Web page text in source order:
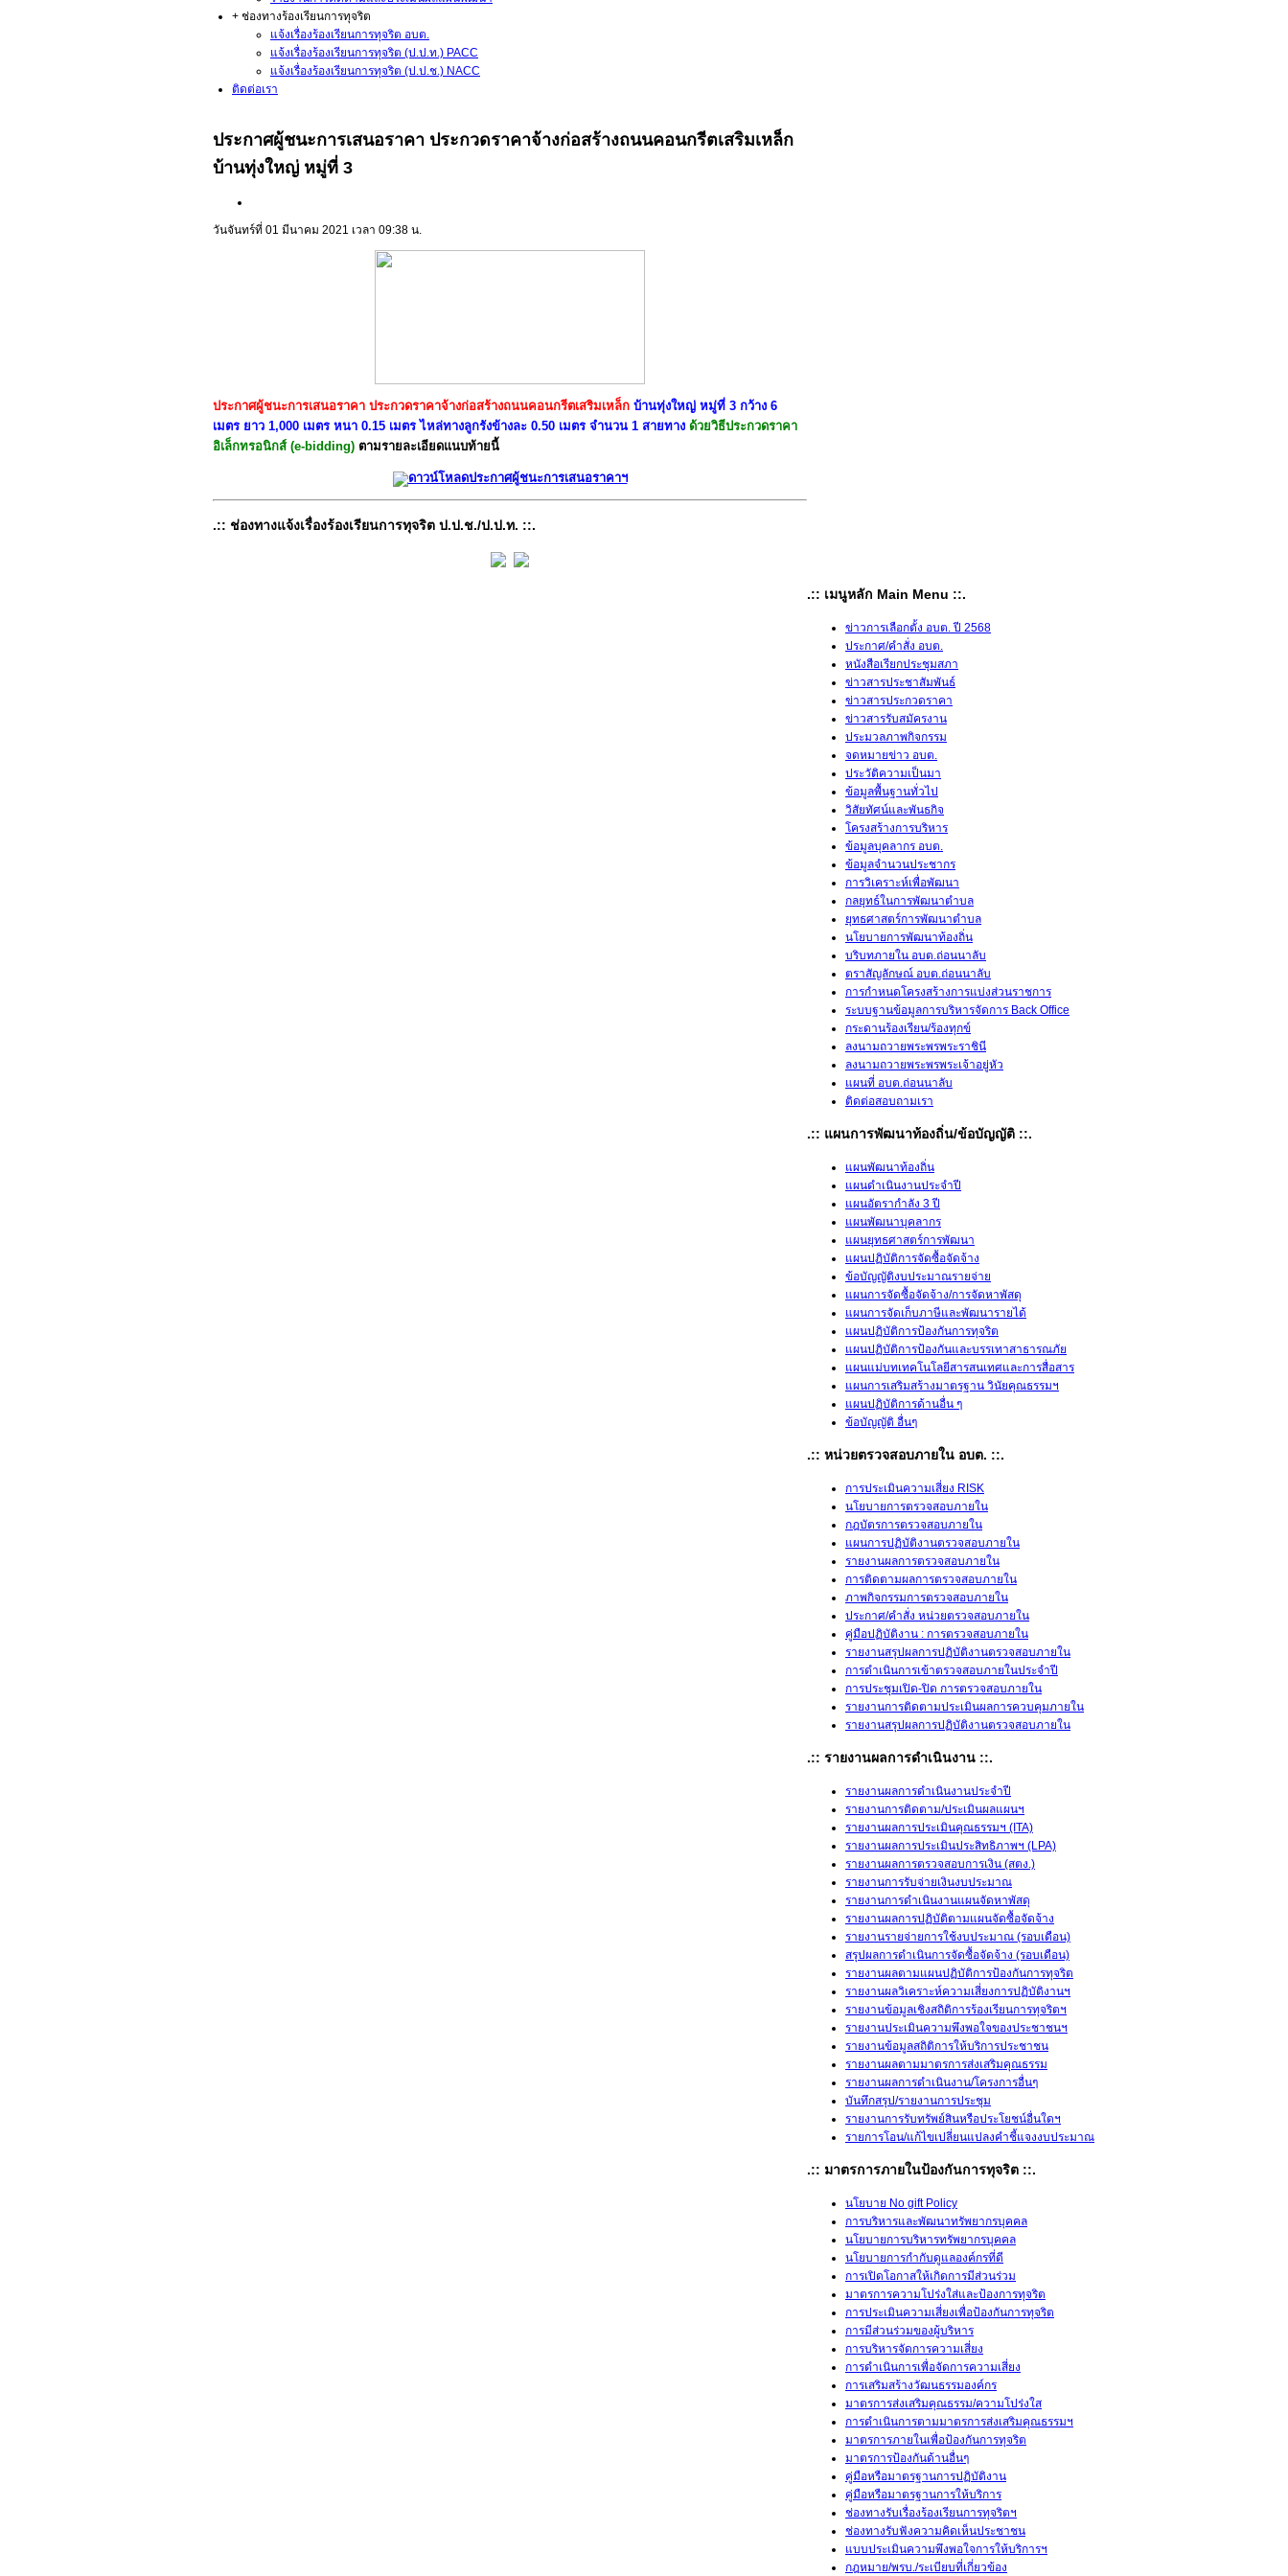
+ ช่องทางร้องเรียนการทุจริต
แจ้งเรื่องร้องเรียนการทุจริต อบต.
แจ้งเรื่องร้องเรียนการทุจริต (ป.ป.ท.) PACC
แจ้งเรื่องร้องเรียนการทุจริต (ป.ป.ช.) NACC
ติดต่อเรา
ประกาศผู้ชนะการเสนอราคา ประกวดราคาจ้างก่อสร้างถนนคอนกรีตเสริมเหล็ก
บ้านทุ่งใหญ่ หมู่ที่ 3
วันจันทร์ที่ 01 มีนาคม 2021 เวลา 09:38 น.
ประกาศผู้ชนะการเสนอราคา ประกวดราคาจ้างก่อสร้างถนนคอนกรีตเสริมเหล็ก บ้านทุ่งใหญ่ หมู่ที่ 3 กว้าง 6
เมตร ยาว 1,000 เมตร หนา 0.15 เมตร ไหล่ทางลูกรังข้างละ 0.50 เมตร จำนวน 1 สายทาง ด้วยวิธีประกวดราคา
อิเล็กทรอนิกส์ (e-bidding) ตามรายละเอียดแนบท้ายนี้
ดาวน์โหลดประกาศผู้ชนะการเสนอราคาฯ
.:: ช่องทางแจ้งเรื่องร้องเรียนการทุจริต ป.ป.ช./ป.ป.ท. ::.
.:: เมนูหลัก Main Menu ::.
ข่าวการเลือกตั้ง อบต. ปี 2568
ประกาศ/คำสั่ง อบต.
หนังสือเรียกประชุมสภา
ข่าวสารประชาสัมพันธ์
ข่าวสารประกวดราคา
ข่าวสารรับสมัครงาน
ประมวลภาพกิจกรรม
จดหมายข่าว อบต.
ประวัติความเป็นมา
ข้อมูลพื้นฐานทั่วไป
วิสัยทัศน์และพันธกิจ
โครงสร้างการบริหาร
ข้อมูลบุคลากร อบต.
ข้อมูลจำนวนประชากร
การวิเคราะห์เพื่อพัฒนา
กลยุทธ์ในการพัฒนาตำบล
ยุทธศาสตร์การพัฒนาตำบล
นโยบายการพัฒนาท้องถิ่น
บริบทภายใน อบต.ถ่อนนาลับ
ตราสัญลักษณ์ อบต.ถ่อนนาลับ
การกำหนดโครงสร้างการแบ่งส่วนราชการ
ระบบฐานข้อมูลการบริหารจัดการ Back Office
กระดานร้องเรียน/ร้องทุกข์
ลงนามถวายพระพรพระราชินี
ลงนามถวายพระพรพระเจ้าอยู่หัว
แผนที่ อบต.ถ่อนนาลับ
ติดต่อสอบถามเรา
.:: แผนการพัฒนาท้องถิ่น/ข้อบัญญัติ ::.
แผนพัฒนาท้องถิ่น
แผนดำเนินงานประจำปี
แผนอัตรากำลัง 3 ปี
แผนพัฒนาบุคลากร
แผนยุทธศาสตร์การพัฒนา
แผนปฏิบัติการจัดซื้อจัดจ้าง
ข้อบัญญัติงบประมาณรายจ่าย
แผนการจัดซื้อจัดจ้าง/การจัดหาพัสดุ
แผนการจัดเก็บภาษีและพัฒนารายได้
แผนปฏิบัติการป้องกันการทุจริต
แผนปฏิบัติการป้องกันและบรรเทาสาธารณภัย
แผนแม่บทเทคโนโลยีสารสนเทศและการสื่อสาร
แผนการเสริมสร้างมาตรฐาน วินัยคุณธรรมฯ
แผนปฏิบัติการด้านอื่น ๆ
ข้อบัญญัติ อื่นๆ
.:: หน่วยตรวจสอบภายใน อบต. ::.
การประเมินความเสี่ยง RISK
นโยบายการตรวจสอบภายใน
กฎบัตรการตรวจสอบภายใน
แผนการปฏิบัติงานตรวจสอบภายใน
รายงานผลการตรวจสอบภายใน
การติดตามผลการตรวจสอบภายใน
ภาพกิจกรรมการตรวจสอบภายใน
ประกาศ/คำสั่ง หน่วยตรวจสอบภายใน
คู่มือปฏิบัติงาน : การตรวจสอบภายใน
รายงานสรุปผลการปฏิบัติงานตรวจสอบภายใน
การดำเนินการเข้าตรวจสอบภายในประจำปี
การประชุมเปิด-ปิด การตรวจสอบภายใน
รายงานการติดตามประเมินผลการควบคุมภายใน
รายงานสรุปผลการปฏิบัติงานตรวจสอบภายใน
.:: รายงานผลการดำเนินงาน ::.
รายงานผลการดำเนินงานประจำปี
รายงานการติดตาม/ประเมินผลแผนฯ
รายงานผลการประเมินคุณธรรมฯ (ITA)
รายงานผลการประเมินประสิทธิภาพฯ (LPA)
รายงานผลการตรวจสอบการเงิน (สตง.)
รายงานการรับจ่ายเงินงบประมาณ
รายงานการดำเนินงานแผนจัดหาพัสดุ
รายงานผลการปฏิบัติตามแผนจัดซื้อจัดจ้าง
รายงานรายจ่ายการใช้งบประมาณ (รอบเดือน)
สรุปผลการดำเนินการจัดซื้อจัดจ้าง (รอบเดือน)
รายงานผลตามแผนปฏิบัติการป้องกันการทุจริต
รายงานผลวิเคราะห์ความเสี่ยงการปฏิบัติงานฯ
รายงานข้อมูลเชิงสถิติการร้องเรียนการทุจริตฯ
รายงานประเมินความพึงพอใจของประชาชนฯ
รายงานข้อมูลสถิติการให้บริการประชาชน
รายงานผลตามมาตรการส่งเสริมคุณธรรม
รายงานผลการดำเนินงาน/โครงการอื่นๆ
บันทึกสรุป/รายงานการประชุม
รายงานการรับทรัพย์สินหรือประโยชน์อื่นใดฯ
รายการโอน/แก้ไขเปลี่ยนแปลงคำชี้แจงงบประมาณ
.:: มาตรการภายในป้องกันการทุจริต ::.
นโยบาย No gift Policy
การบริหารและพัฒนาทรัพยากรบุคคล
นโยบายการบริหารทรัพยากรบุคคล
นโยบายการกำกับดูแลองค์กรที่ดี
การเปิดโอกาสให้เกิดการมีส่วนร่วม
มาตรการความโปร่งใส่และป้องการทุจริต
การประเมินความเสี่ยงเพื่อป้องกันการทุจริต
การมีส่วนร่วมของผู้บริหาร
การบริหารจัดการความเสี่ยง
การดำเนินการเพื่อจัดการความเสี่ยง
การเสริมสร้างวัฒนธรรมองค์กร
มาตรการส่งเสริมคุณธรรม/ความโปร่งใส
การดำเนินการตามมาตรการส่งเสริมคุณธรรมฯ
มาตรการภายในเพื่อป้องกันการทุจริต
มาตรการป้องกันด้านอื่นๆ
คู่มือหรือมาตรฐานการปฏิบัติงาน
คู่มือหรือมาตรฐานการให้บริการ
ช่องทางรับเรื่องร้องเรียนการทุจริตฯ
ช่องทางรับฟังความคิดเห็นประชาชน
แบบประเมินความพึงพอใจการให้บริการฯ
กฎหมาย/พรบ./ระเบียบที่เกี่ยวข้อง